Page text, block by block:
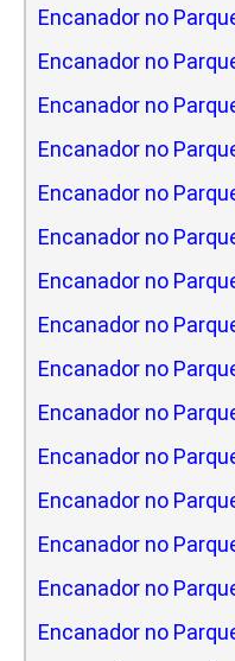
Encanador no
Encanador no
Encanador no
Encanador no
Encanador no
Encanador no
Encanador no
Encanador no
Encanador no
Encanador no
Encanador no
Encanador no
Encanador no
Encanador no
Encanador no